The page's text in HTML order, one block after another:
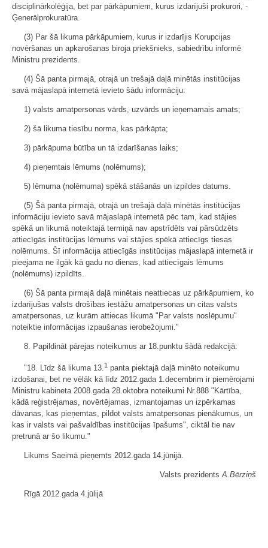
disciplinārkolēģija, bet par pārkāpumiem, kurus izdarījuši prokurori, -
Ģenerālprokuratūra.
(3) Par šā likuma pārkāpumiem, kurus ir izdarījis Korupcijas
novēršanas un apkarošanas biroja priekšnieks, sabiedrību informē
Ministru prezidents.
(4) Šā panta pirmajā, otrajā un trešajā daļā minētās institūcijas
savā mājaslapā internetā ievieto šādu informāciju:
1) valsts amatpersonas vārds, uzvārds un ieņemamais amats;
2) šā likuma tiesību norma, kas pārkāpta;
3) pārkāpuma būtība un tā izdarīšanas laiks;
4) pieņemtais lēmums (nolēmums);
5) lēmuma (nolēmuma) spēkā stāšanās un izpildes datums.
(5) Šā panta pirmajā, otrajā un trešajā daļā minētās institūcijas
informāciju ievieto savā mājaslapā internetā pēc tam, kad stājies
spēkā un likumā noteiktajā termiņā nav apstrīdēts vai pārsūdzēts
attiecīgās institūcijas lēmums vai stājies spēkā attiecīgs tiesas
nolēmums. Šī informācija attiecīgās institūcijas mājaslapā internetā ir
pieejama ne ilgāk kā gadu no dienas, kad attiecīgais lēmums
(nolēmums) izpildīts.
(6) Šā panta pirmajā daļā minētais neattiecas uz pārkāpumiem, ko
izdarījušas valsts drošības iestāžu amatpersonas un citas valsts
amatpersonas, uz kurām attiecas likumā "Par valsts noslēpumu"
noteiktie informācijas izpaušanas ierobežojumi."
8. Papildināt pārejas noteikumus ar 18.punktu šādā redakcijā:
"18. Līdz šā likuma 13.1 panta piektajā daļā minēto noteikumu
izdošanai, bet ne vēlāk kā līdz 2012.gada 1.decembrim ir piemērojami
Ministru kabineta 2008.gada 28.oktobra noteikumi Nr.888 "Kārtība,
kādā reģistrējamas, novērtējamas, izmantojamas un izpērkamas
dāvanas, kas pieņemtas, pildot valsts amatpersonas pienākumus, un
kas ir valsts vai pašvaldības institūcijas īpašums", ciktāl tie nav
pretrunā ar šo likumu."
Likums Saeimā pieņemts 2012.gada 14.jūnijā.
Valsts prezidentsA.Bērziņš
Rīgā 2012.gada 4.jūlijā